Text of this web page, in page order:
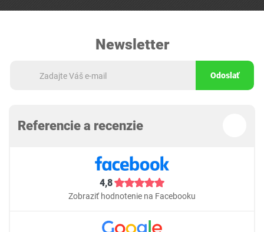
Newsletter
Odoslať
Referencie a recenzie
4,8
Zobraziť hodnotenie na Facebooku